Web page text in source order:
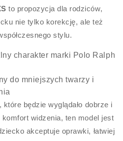
to propozycja dla rodziców,
nie tylko korekcję, ale też
stylu.
charakter marki Polo Ralph
do mniejszych twarzy i
będzie wyglądało dobrze i
widzenia, ten model jest
akceptuje oprawki, łatwiej